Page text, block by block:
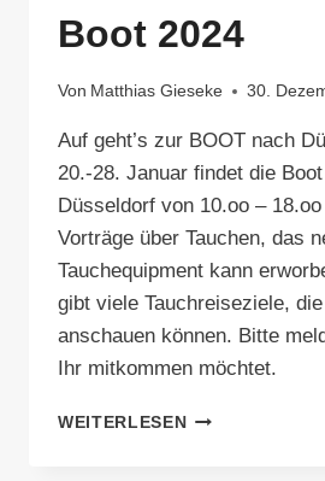
Boot 2024
Von Matthias Gieseke 30.
Auf geht’s zur BOOT nach
20.-28. Januar findet die
Düsseldorf von 10.oo –
Vorträge über Tauchen, das
Tauchequipment kann
gibt viele Tauchreiseziele,
anschauen können. Bitte
Ihr mitkommen möchtet.
WEITERLESENBOOT